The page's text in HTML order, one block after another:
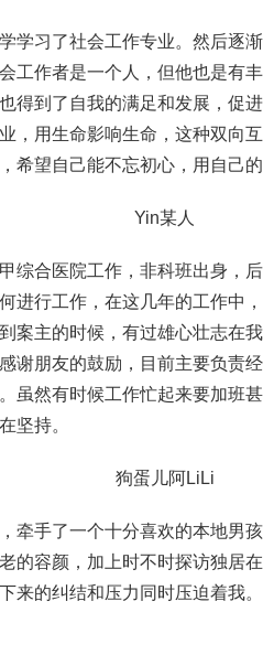
学习了社会工作专业。然后逐
工作者是一个人，但他也是有
得到了自我的满足和发展，促
，用生命影响生命，这种双向
希望自己能不忘初心，用自己
Yin某人
综合医院工作，非科班出身，
进行工作，在这几年的工作中
案主的时候，有过雄心壮志在
谢朋友的鼓励，目前主要负责
虽然有时候工作忙起来要加班
坚持。
狗蛋儿阿LiLi
牵手了一个十分喜欢的本地男
的容颜，加上时不时探访独居
来的纠结和压力同时压迫着我